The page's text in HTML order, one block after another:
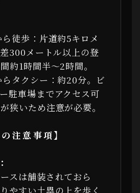
ら徒歩：片道約5キロメ
300メートル以上の登
約1時間半〜2時間。
らタクシー：約20分。ビ
駐車場までアクセス可
狭いため注意が必要。
注意事項】
スは舗装されておら
やすい土塁の上を歩く